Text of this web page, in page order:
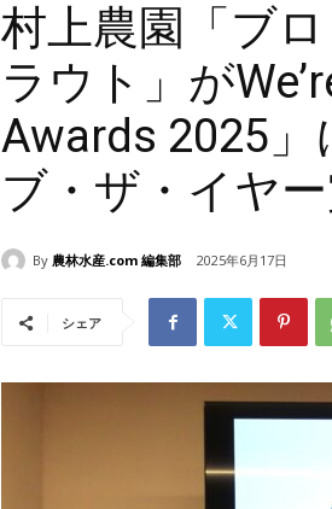
村上農園「ブ
ラウト」が
Awards 2025
ブ・ザ・イヤ
By 農林水産.com 編集部 2025年6月17日
シェア